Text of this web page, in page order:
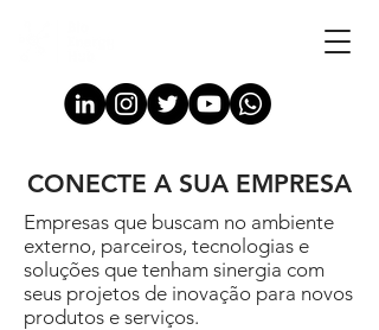
CONECTE A SUA EMPRESA
Empresas que buscam no ambiente
externo, parceiros, tecnologias e
soluções que tenham sinergia com
seus projetos de inovação para novos
produtos e serviços.